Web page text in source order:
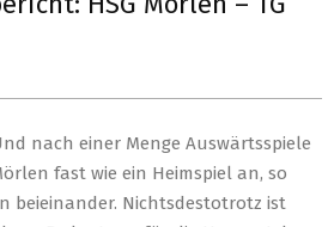
nach einer Menge Auswärtsspiele
fast wie ein Heimspiel an, so
beieinander. Nichtsdestotrotz ist